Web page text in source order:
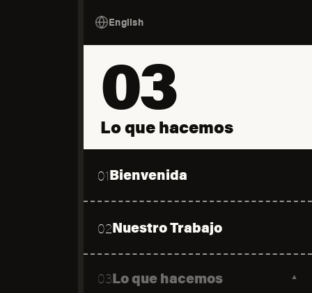
English
03
Lo que hacemos
01Bienvenida
02Nuestro Trabajo
03Lo que hacemos ▼